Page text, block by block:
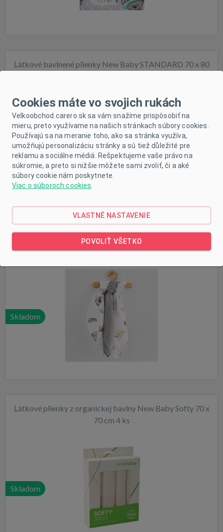
Látkové bavlnené plienky New Baby STANDARD 70 x 80
Skladom
Mušelínová plienka New Baby 60x80 cm 3 ks UNI
Skladom
Látkové plienky z organickej bavlny New Baby Softy 70 x
70 cm 4 ks
Skladom
Cookies máte vo svojich rukách
Velkoobchod.carero.sk sa vám snažíme prispôsobiť na
mieru, preto využívame na našich stránkach súbory cookies.
Používajú sa na meranie toho, ako sa stránka využíva,
umožňujú personalizáciu stránky a sú tiež důležité pre
reklamu a sociálne médiá. Rešpektujeme vaše právo na
súkromie, a preto si nižšie môžete sami zvoliť, či a aké
súbory cookie nám poskytnete.
Viac o súboroch cookies
VLASTNÉ NASTAVENIE
POVOLIŤ VŠETKO